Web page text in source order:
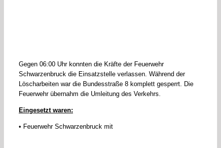
Gegen 06:00 Uhr konnten die Kräfte der Feuerwehr
Schwarzenbruck die Einsatzstelle verlassen. Während der
Löscharbeiten war die Bundesstraße 8 komplett gesperrt. Die
Feuerwehr übernahm die Umleitung des Verkehrs.
Eingesetzt waren:
• Feuerwehr Schwarzenbruck mit